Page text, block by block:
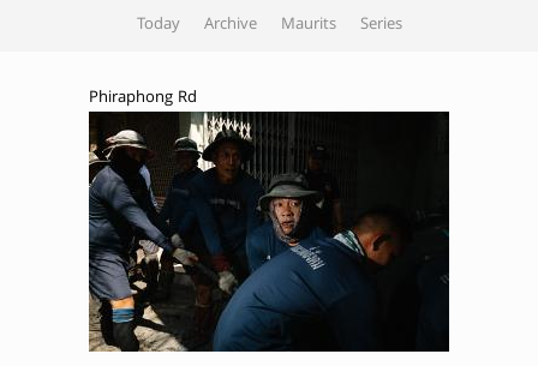
Today Archive Maurits Series
Phiraphong Rd